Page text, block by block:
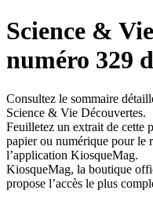
Science &
numéro 329
Consultez le sommaire
Science & Vie Découvertes.
Feuilletez un extrait de cette
papier ou numérique pour le
l’application KiosqueMag.
KiosqueMag, la boutique
propose l’accès le plus